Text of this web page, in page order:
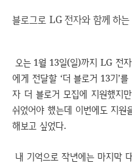
블로그로 LG 전자와 함께 하
오는 1월 13일(일)까지 LG 전
에게 전달할 ‘더 블로거 13기’
자 더 블로거 모집에 지원했지
쉬었어야 했는데 이번에도 지원
해보고 싶었다.
내 기억으로 작년에는 마지막